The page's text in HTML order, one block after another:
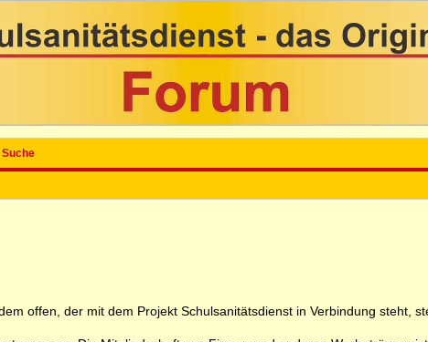
Suche
offen, der mit dem Projekt Schulsanitätsdienst in Verbindung steht,